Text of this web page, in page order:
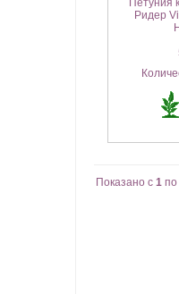
Петуния
Ридер
Показано с 1 по